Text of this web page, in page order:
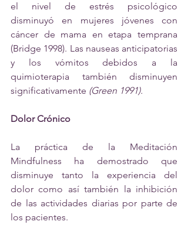
el nivel de estrés psicológico
disminuyó en mujeres jóvenes con
cáncer de mama en etapa temprana
(Bridge 1998). Las nauseas anticipatorias
y los vómitos debidos a la
quimioterapia también disminuyen
significativamente (Green 1991).
Dolor Crónico
La práctica de la Meditación
Mindfulness ha demostrado que
disminuye tanto la experiencia del
dolor como así también la inhibición
de las actividades diarias por parte de
los pacientes.